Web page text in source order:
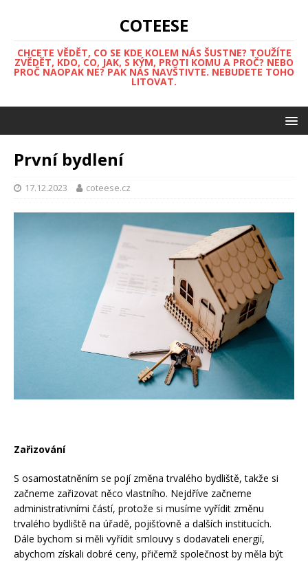
COTEESE
CHCETE VĚDĚT, CO SE KDE KOLEM NÁS ŠUSTNE? TOUŽÍTE
ZVĚDĚT, KDO, CO, JAK, S KÝM, PROTI KOMU A PROČ? NEBO
PROČ NAOPAK NE? PAK NÁS NAVŠTIVTE. NEBUDETE TOHO
LITOVAT.
První bydlení
17.12.2023 coteese.cz
Zařizování
S osamostatněním se pojí změna trvalého bydliště, takže si
začneme zařizovat něco vlastního. Nejdříve začneme
administrativními částí, protože si musíme vyřídit změnu
trvalého bydliště na úřadě, pojišťovně a dalších institucích.
Dále bychom si měli vyřídit smlouvy s dodavateli energií,
abychom získali dobré ceny, přičemž společnost by měla být